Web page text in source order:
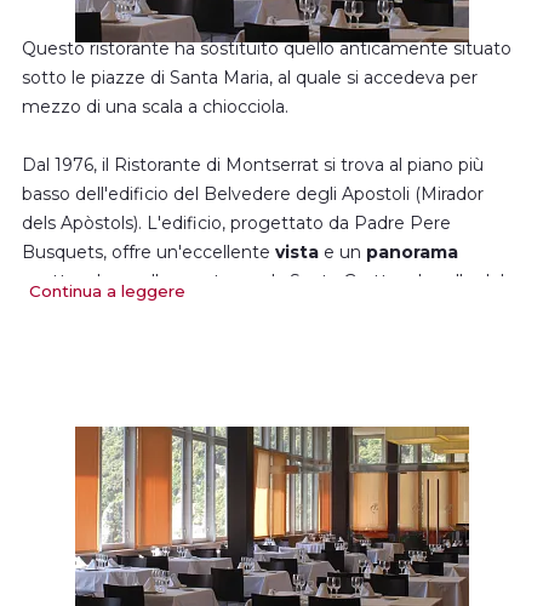
Questo ristorante ha sostituito quello anticamente situato
sotto le piazze di Santa Maria, al quale si accedeva per
mezzo di una scala a chiocciola.
Dal 1976, il Ristorante di Montserrat si trova al piano più
basso dell'edificio del Belvedere degli Apostoli (Mirador
dels Apòstols). L'edificio, progettato da Padre Pere
Busquets, offre un'eccellente vista e un panorama
spettacolare sulla montagna, la Santa Grotta e la valle del
Dispone di ampi saloniin grado di ospitare riunioni di
gruppi e feste. Il più grande, di 850 m2 e con una capacità
massima di 900 persone, permette di organizzare ogni
genere di evento.
Le prenotazioni sono disponibili esclusivamente per
Continua a leggere